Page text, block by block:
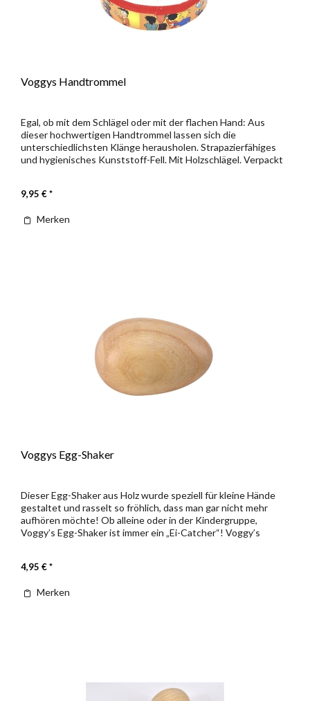
Voggys Handtrommel
Egal, ob mit dem Schlägel oder mit der flachen Hand: Aus
dieser hochwertigen Handtrommel lassen sich die
unterschiedlichsten Klänge herausholen. Strapazierfähiges
und hygienisches Kunststoff-Fell. Mit Holzschlägel. Verpackt
9,95 € *
Merken
Voggys Egg-Shaker
Dieser Egg-Shaker aus Holz wurde speziell für kleine Hände
gestaltet und rasselt so fröhlich, dass man gar nicht mehr
aufhören möchte! Ob alleine oder in der Kindergruppe,
Voggy’s Egg-Shaker ist immer ein „Ei-Catcher“! Voggy’s
4,95 € *
Merken